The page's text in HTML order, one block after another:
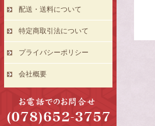
配送・送料について
特定商取引法について
プライバシーポリシー
会社概要